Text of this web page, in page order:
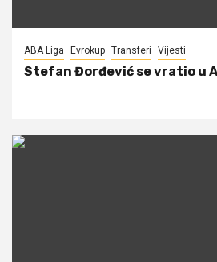
ABA Liga Evrokup Transferi Vijesti
Stefan Đorđević se vratio u